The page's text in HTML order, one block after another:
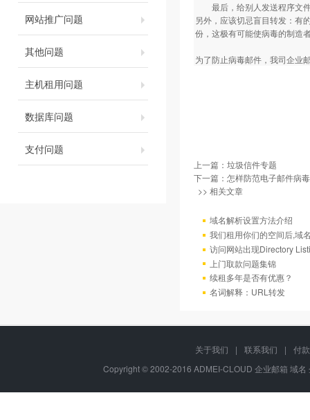
网站推广问题
其他问题
主机租用问题
数据库问题
支付问题
最后，给别人发送程序文件
另外，应该切忌盲目转发：有
份，这极有可能使病毒的制造
为了防止病毒邮件，我司企业
上一篇： 垃圾信件专题
下一篇： 怎样防范电子邮件病
>> 相关文章
域名解析设置方法介绍
我们租用你们的空间后,域
访问网站出现Directory
上门取款问题集锦
续租多年是否有优惠？
名词解释：URL转发
关于我们 | 联系我们 |
付
Copyright © 2002-2016 ADMEI-CLOUD 企业邮箱 域